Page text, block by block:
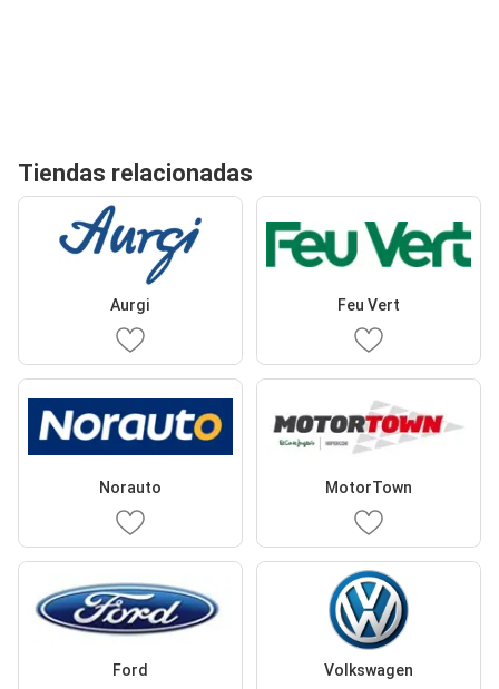
Tiendas relacionadas
Aurgi Feu Vert
Norauto MotorTown
Ford Volkswagen